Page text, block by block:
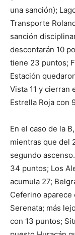
una sanción);
Transporte
sanción
descontarán 10
tiene 23 puntos;
Estación
Vista 11 y cierran
Estrella Roja con
En el caso de la
mientras que del
segundo
34 puntos; Los
acumula 27;
Ceferino aparece
Serenata; más
con 13 puntos;